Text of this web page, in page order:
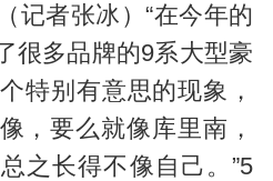
l
记者张冰）“在今年的
很多品牌的9系大型豪
特别有意思的现象，
，要么就像库里南，
之长得不像自己。”5